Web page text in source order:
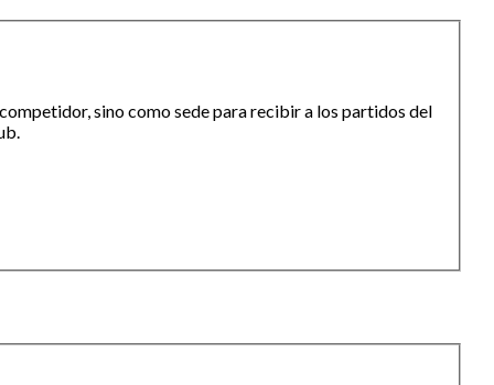
sino como sede para recibir a los partidos del